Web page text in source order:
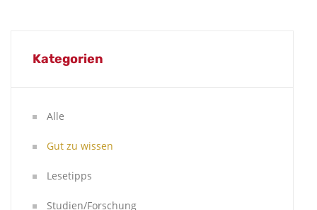
Kategorien
Alle
Gut zu wissen
Lesetipps
Studien/Forschung